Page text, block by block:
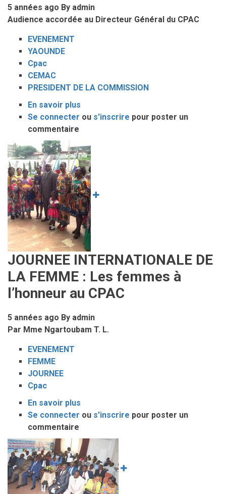
5 années ago By admin
Audience accordée au Directeur Général du CPAC
EVENEMENT
YAOUNDE
Cpac
CEMAC
PRESIDENT DE LA COMMISSION
En savoir plus
LE
LA
COMMISSION
DE
LA
CEMAC
A
YAOUNDE
Se connecter ou s'inscrire pour poster un
commentaire
Image
JOURNEE INTERNATIONALE DE
LA FEMME : Les femmes à
l’honneur au CPAC
5 années ago By admin
Par Mme Ngartoubam T. L.
EVENEMENT
FEMME
JOURNEE
Cpac
En savoir plus
JOURNEE
DE
LA
FEMME
:
Les
Se connecter ou s'inscrire pour poster un
commentaire
Image